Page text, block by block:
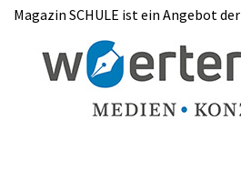
Magazin SCHULE ist ein Angebot der